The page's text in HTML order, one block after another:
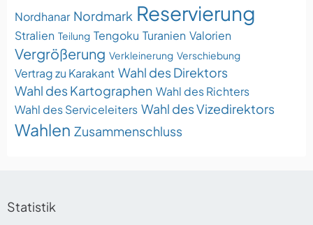
Nordhanar Nordmark Reservierung
Stralien Teilung Tengoku Turanien Valorien
Vergrößerung Verkleinerung Verschiebung
Vertrag zu Karakant Wahl des Direktors
Wahl des Kartographen Wahl des Richters
Wahl des Serviceleiters Wahl des Vizedirektors
Wahlen Zusammenschluss
Statistik